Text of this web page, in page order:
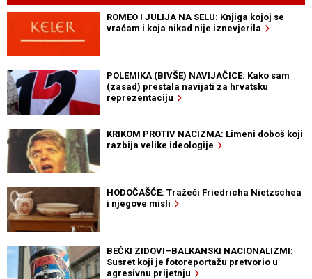
ROMEO I JULIJA NA SELU: Knjiga kojoj se
vraćam i koja nikad nije iznevjerila
POLEMIKA (BIVŠE) NAVIJAČICE: Kako sam
(zasad) prestala navijati za hrvatsku
reprezentaciju
KRIKOM PROTIV NACIZMA: Limeni doboš koji
razbija velike ideologije
HODOČAŠĆE: Tražeći Friedricha Nietzschea
i njegove misli
BEČKI ZIDOVI–BALKANSKI NACIONALIZMI:
Susret koji je fotoreportažu pretvorio u
agresivnu prijetnju